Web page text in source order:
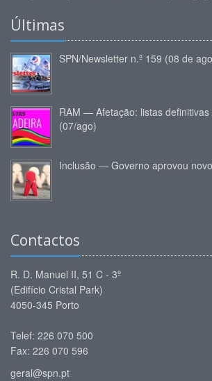
Últimas
SPN/Newsletter n.º 159 (08 de
RAM — Afetação: listas definitivas
(07/ago)
Inclusão — Governo aprovou
Contactos
R. D. Manuel II, 51 C - 3º
(Edifício Cristal Park)
4050-345 Porto
Telef: 226 070 500
Fax: 226 070 596
geral@spn.pt